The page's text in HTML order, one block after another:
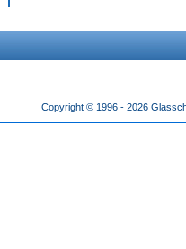
Erscheinungsbild über
Copyright © 1996 - 2026